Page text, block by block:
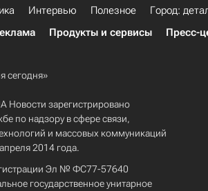
Интервью Полезное
Город:
Продукты и сервисы Пресс-
сегодня»
Новости зарегистрировано
по надзору в сфере связи,
и массовых коммуникаций
2014 года.
Эл № ФС77-57640
государственное унитарное